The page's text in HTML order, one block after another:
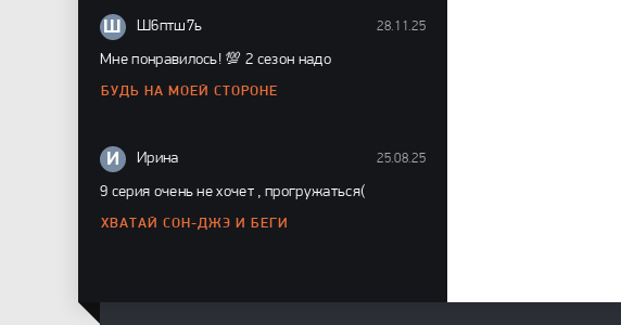
Ш Ш6птш7ь 28.11.25
Мне понравилось! 💯 2 сезон надо
БУДЬ НА МОЕЙ СТОРОНЕ
И Ирина 25.08.25
9 серия очень не хочет , прогружаться(
ХВАТАЙ СОН-ДЖЭ И БЕГИ